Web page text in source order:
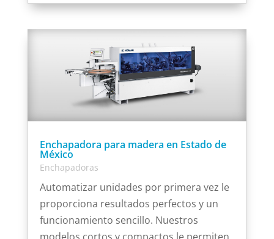
Enchapadora para madera en Estado de
México
Enchapadoras
Automatizar unidades por primera vez le
proporciona resultados perfectos y un
funcionamiento sencillo. Nuestros